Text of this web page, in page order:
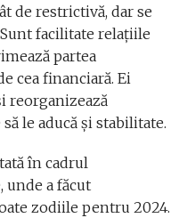
de restrictivă, dar se
facilitate relațiile
partea
cea financiară. Ei
reorganizează
le aducă și stabilitate.
în cadrul
unde a făcut
zodiile pentru 2024.